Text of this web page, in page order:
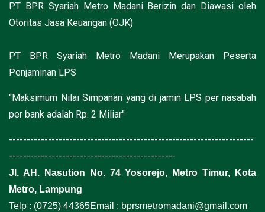
PT BPR Syariah Metro Madani Berizin dan Diawasi oleh
Otoritas Jasa Keuangan (OJK)
PT BPR Syariah Metro Madani Merupakan Peserta
Penjaminan LPS
"Maksimum Nilai Simpanan yang di jamin LPS per nasabah
per bank adalah Rp. 2 Miliar"
---------------------------------------------------------------------
-----------------------------------------------
Jl. AH. Nasution No. 74 Yosorejo, Metro Timur, Kota
Metro, Lampung
Telp : (0725) 44365Email : bprsmetromadani@gmail.com